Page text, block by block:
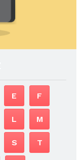
E F
L M
S T